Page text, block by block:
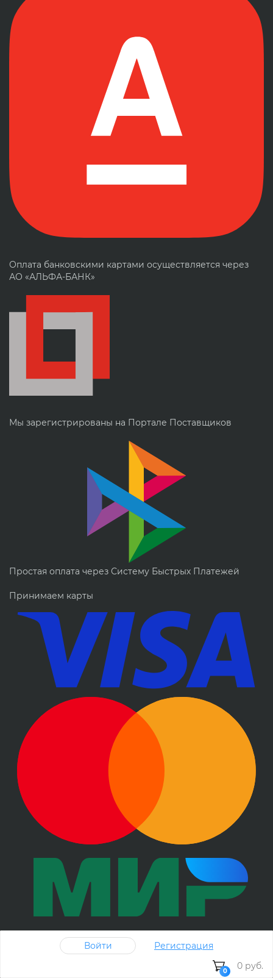
Оплата банковскими картами осуществляется через
АО «АЛЬФА-БАНК»
Мы зарегистрированы на Портале Поставщиков
Простая оплата через Систему Быстрых Платежей
Принимаем карты
Войти Регистрация
0 0 руб.